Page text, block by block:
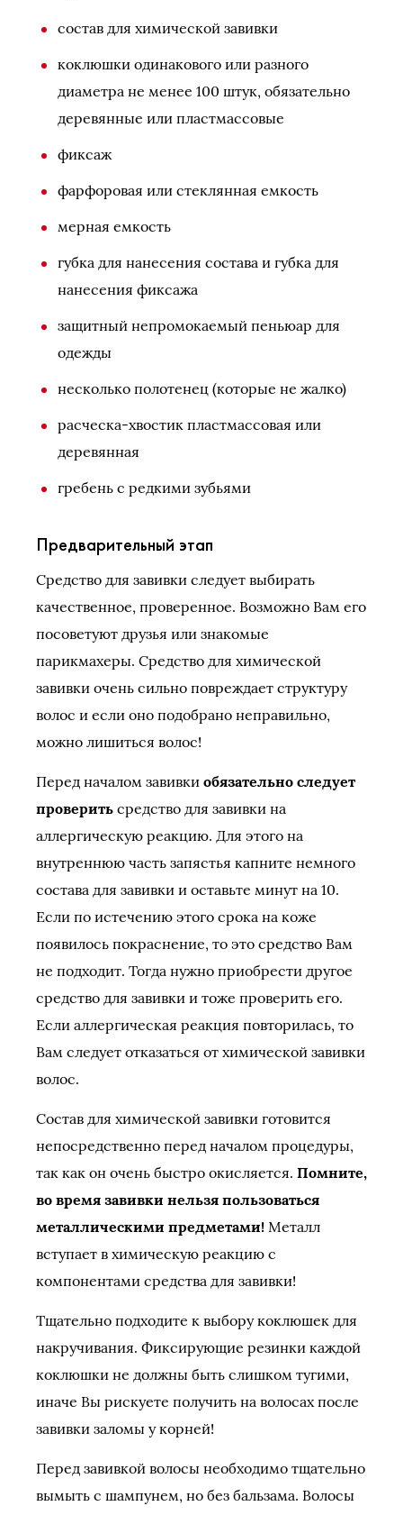
состав для химической завивки
коклюшки одинакового или разного
диаметра не менее 100 штук, обязательно
деревянные или пластмассовые
фиксаж
фарфоровая или стеклянная емкость
мерная емкость
губка для нанесения состава и губка для
нанесения фиксажа
защитный непромокаемый пеньюар для
одежды
несколько полотенец (которые не жалко)
расческа-хвостик пластмассовая или
деревянная
гребень с редкими зубьями
Предварительный этап
Средство для завивки следует выбирать
качественное, проверенное. Возможно Вам его
посоветуют друзья или знакомые
парикмахеры. Средство для химической
завивки очень сильно повреждает структуру
волос и если оно подобрано неправильно,
можно лишиться волос!
Перед началом завивки обязательно следует
проверить средство для завивки на
аллергическую реакцию. Для этого на
внутреннюю часть запястья капните немного
состава для завивки и оставьте минут на 10.
Если по истечению этого срока на коже
появилось покраснение, то это средство Вам
не подходит. Тогда нужно приобрести другое
средство для завивки и тоже проверить его.
Если аллергическая реакция повторилась, то
Вам следует отказаться от химической завивки
волос.
Состав для химической завивки готовится
непосредственно перед началом процедуры,
так как он очень быстро окисляется. Помните,
во время завивки нельзя пользоваться
металлическими предметами! Металл
вступает в химическую реакцию с
компонентами средства для завивки!
Тщательно подходите к выбору коклюшек для
накручивания. Фиксирующие резинки каждой
коклюшки не должны быть слишком тугими,
иначе Вы рискуете получить на волосах после
завивки заломы у корней!
Перед завивкой волосы необходимо тщательно
вымыть с шампунем, но без бальзама. Волосы